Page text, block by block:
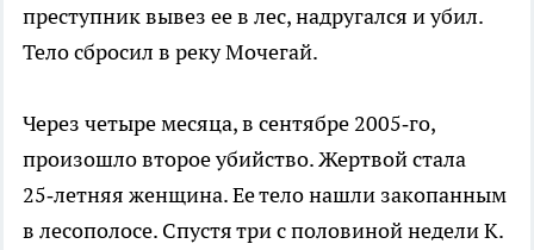
преступник вывез ее в лес, надругался и убил.
Тело сбросил в реку Мочегай.
Через четыре месяца, в сентябре 2005‑го,
произошло второе убийство. Жертвой стала
25‑летняя женщина. Ее тело нашли закопанным
в лесополосе. Спустя три с половиной недели К.